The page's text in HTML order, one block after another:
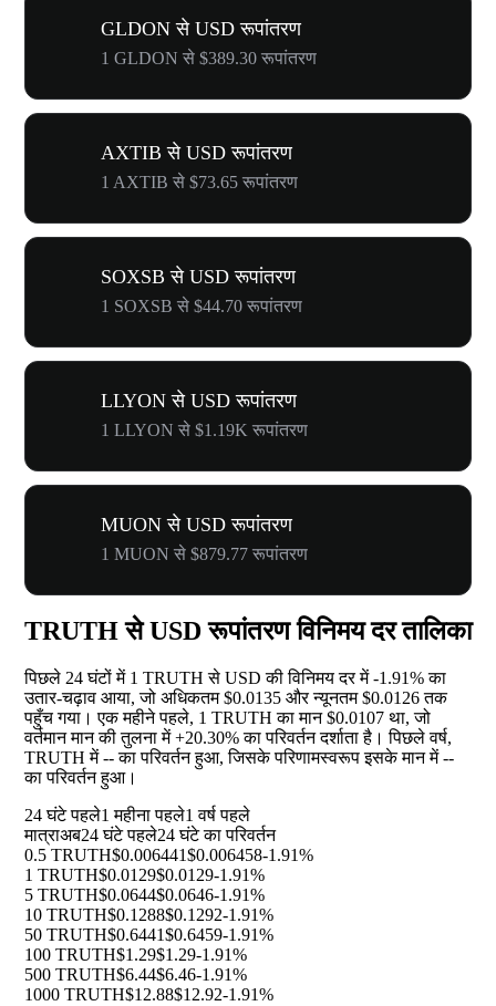
GLDON से USD रूपांतरण
1 GLDON से $389.30 रूपांतरण
AXTIB से USD रूपांतरण
1 AXTIB से $73.65 रूपांतरण
SOXSB से USD रूपांतरण
1 SOXSB से $44.70 रूपांतरण
LLYON से USD रूपांतरण
1 LLYON से $1.19K रूपांतरण
MUON से USD रूपांतरण
1 MUON से $879.77 रूपांतरण
TRUTH से USD रूपांतरण विनिमय दर तालिका
पिछले 24 घंटों में 1 TRUTH से USD की विनिमय दर में-1.91%का
उतार-चढ़ाव आया, जो अधिकतम $0.0135 और न्यूनतम $0.0126 तक
पहुँच गया। एक महीने पहले, 1 TRUTH का मान $0.0107 था, जो
वर्तमान मान की तुलना में+20.30%का परिवर्तन दर्शाता है। पिछले वर्ष,
TRUTH में--का परिवर्तन हुआ, जिसके परिणामस्वरूप इसके मान में--
का परिवर्तन हुआ।
24 घंटे पहले1 महीना पहले1 वर्ष पहले
मात्राअब24 घंटे पहले24 घंटे का परिवर्तन
0.5 TRUTH$0.006441$0.006458-1.91%
1 TRUTH$0.0129$0.0129-1.91%
5 TRUTH$0.0644$0.0646-1.91%
10 TRUTH$0.1288$0.1292-1.91%
50 TRUTH$0.6441$0.6459-1.91%
100 TRUTH$1.29$1.29-1.91%
500 TRUTH$6.44$6.46-1.91%
1000 TRUTH$12.88$12.92-1.91%